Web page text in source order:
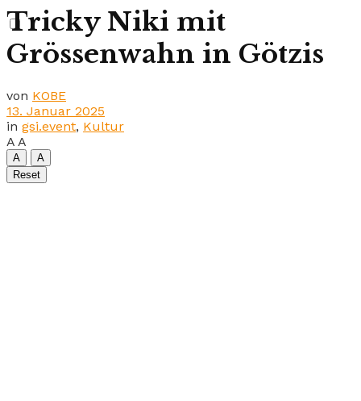
Tricky Niki mit
Grössenwahn in Götzis
von KOBE
13. Januar 2025
in gsi.event, Kultur
A A
A
A
Reset